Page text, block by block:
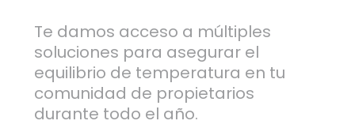
Te damos acceso a múltiples
soluciones para asegurar el
equilibrio de temperatura en tu
comunidad de propietarios
durante todo el año.